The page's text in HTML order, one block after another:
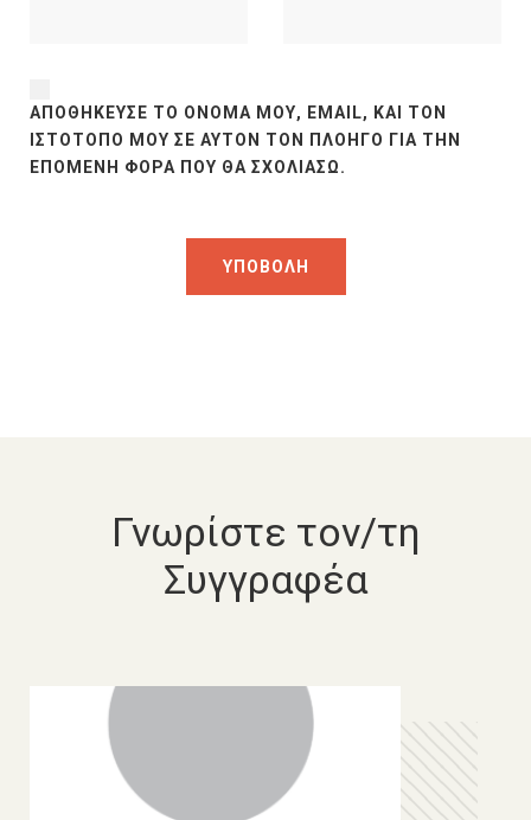
ΑΠΟΘΉΚΕΥΣΕ ΤΟ ΌΝΟΜΆ ΜΟΥ, EMAIL, ΚΑΙ ΤΟΝ
ΙΣΤΌΤΟΠΟ ΜΟΥ ΣΕ ΑΥΤΌΝ ΤΟΝ ΠΛΟΗΓΌ ΓΙΑ ΤΗΝ
ΕΠΌΜΕΝΗ ΦΟΡΆ ΠΟΥ ΘΑ ΣΧΟΛΙΆΣΩ.
Γνωρίστε τον/τη
Συγγραφέα